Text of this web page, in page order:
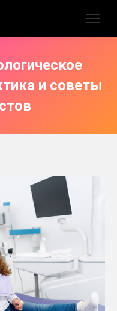
и советы